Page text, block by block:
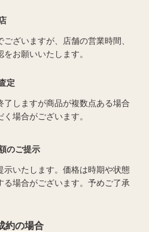
ございますが、店舗の営業時間、
お願いいたします。
定
了しますが商品が複数点ある場合
場合がございます。
のご提示
示いたします。価格は時期や状態
る場合がございます。予めご了承
約の場合